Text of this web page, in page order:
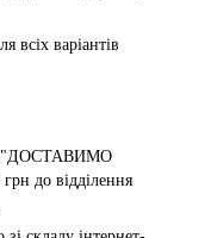
всіх варіантів
"ДОСТАВИМО
до відділення